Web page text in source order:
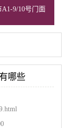
9/10号门面
哪些